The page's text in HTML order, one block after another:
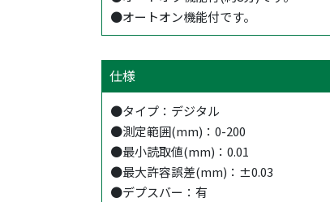
●オートオン機能付です。
仕様
●タイプ：デジタル
●測定範囲(mm)：0-200
●最小読取値(mm)：0.01
●最大許容誤差(mm)：±0.03
●デプスバー：有